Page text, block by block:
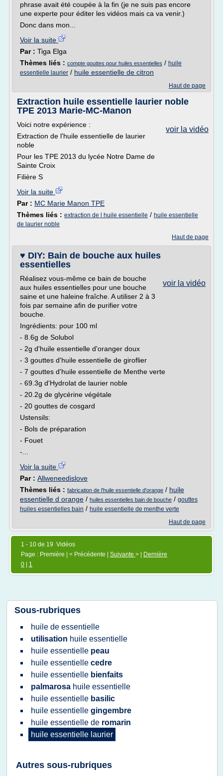
phrase avait été coupée à la fin (je ne suis pas encore
une experte pour éditer les vidéos mais ca va venir.)
Donc dans mon...
Voir la suite
Par : Tiga Elga
Thèmes liés : compte gouttes pour huiles essentielles / huile
essentielle laurier / huile essentielle de citron
Haut de page
Extraction huile essentielle laurier noble
TPE 2013 Marie-MC-Manon
voir la vidéo
Voici notre expérience :
Extraction de l'huile essentielle de laurier
noble
Pour les TPE 2013 du lycée Notre Dame de
Sainte Croix
Filière S
Voir la suite
Par : MC Marie Manon TPE
Thèmes liés : extraction de l huile essentielle / huile essentielle
de laurier noble
Haut de page
♥ DIY: Bain de bouche aux huiles
essentielles
voir la vidéo
Réalisez vous-même ce bain de bouche
aux huiles essentielles pour une bouche
saine et une haleine fraîche. A utiliser 2 à 3
fois par semaine afin de purifier votre
bouche.
Ingrédients: pour 100 ml
- 8.6g de Solubol
- 2g d'huile essentielle d'oranger doux
- 3 gouttes d'huile essentielle de giroflier
- 7 gouttes d'huile essentielle de Menthe verte
- 69.3g d'Hydrolat de laurier noble
- 20.2g de glycérine végétale
- 20 gouttes de cosgard
Ustensils:
- Bols de préparation
- Fouet
-...
Voir la suite
Par : Allweneedislove
Thèmes liés : fabrication de l'huile essentielle d'orange / huile
essentielle d orange / huiles essentielles bain de bouche / gouttes
huiles essentielles bain / huile essentielle de menthe verte
Haut de page
1 - 10 de 19 Vidéos
Page : Première | < Précédente | Suivante > |
Dernière
0
1
Sous-rubriques
huile de essentielle
utilisation huile essentielle
huile essentielle peau
huile essentielle cedre
huile essentielle bienfaits
palmarosa huile essentielle
huile essentielle basilic
huile essentielle gingembre
huile essentielle de romarin
huile essentielle laurier
Autres sous-rubriques